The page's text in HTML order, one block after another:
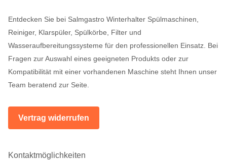
Entdecken Sie bei Salmgastro Winterhalter Spülmaschinen,
Reiniger, Klarspüler, Spülkörbe, Filter und
Wasseraufbereitungssysteme für den professionellen Einsatz. Bei
Fragen zur Auswahl eines geeigneten Produkts oder zur
Kompatibilität mit einer vorhandenen Maschine steht Ihnen unser
Team beratend zur Seite.
Vertrag widerrufen
Kontaktmöglichkeiten